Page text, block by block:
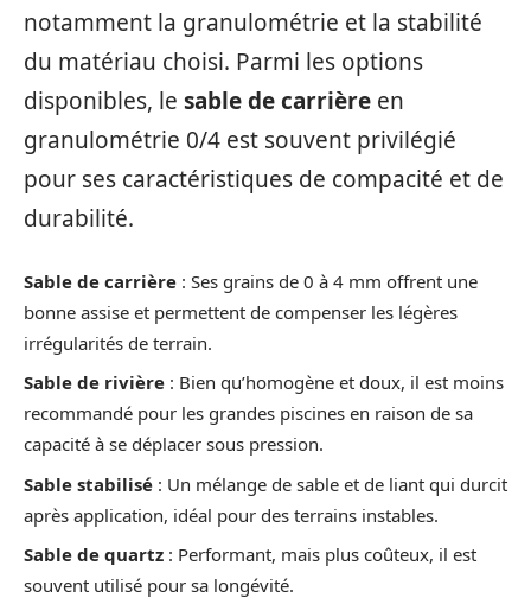
notamment la granulométrie et la stabilité
du matériau choisi. Parmi les options
disponibles, le sable de carrière en
granulométrie 0/4 est souvent privilégié
pour ses caractéristiques de compacité et de
durabilité.
Sable de carrière : Ses grains de 0 à 4 mm offrent une
bonne assise et permettent de compenser les légères
irrégularités de terrain.
Sable de rivière : Bien qu’homogène et doux, il est moins
recommandé pour les grandes piscines en raison de sa
capacité à se déplacer sous pression.
Sable stabilisé : Un mélange de sable et de liant qui durcit
après application, idéal pour des terrains instables.
Sable de quartz : Performant, mais plus coûteux, il est
souvent utilisé pour sa longévité.